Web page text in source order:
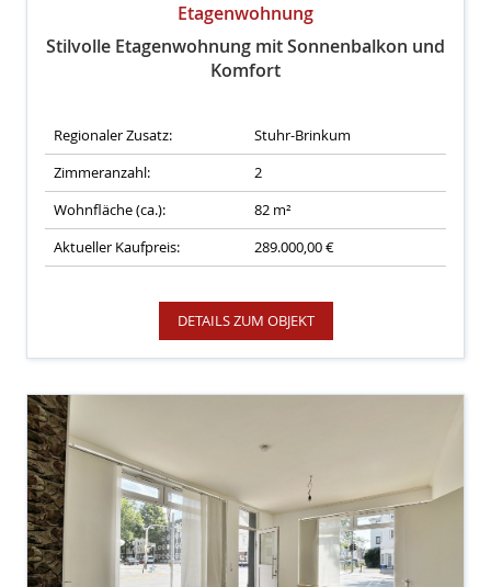
Etagenwohnung
Stilvolle Etagenwohnung mit Sonnenbalkon und
Komfort
Regionaler Zusatz:
Stuhr-Brinkum
Zimmeranzahl:
2
Wohnfläche (ca.):
82 m²
Aktueller Kaufpreis:
289.000,00 €
DETAILS ZUM OBJEKT